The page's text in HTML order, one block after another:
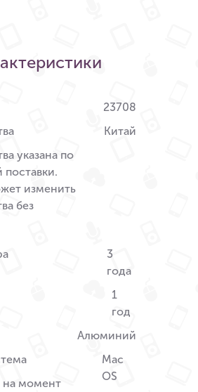
23708
указана по
изменить
без
Китай
3
года
1
год
Алюминий
на момент
Mac
OS